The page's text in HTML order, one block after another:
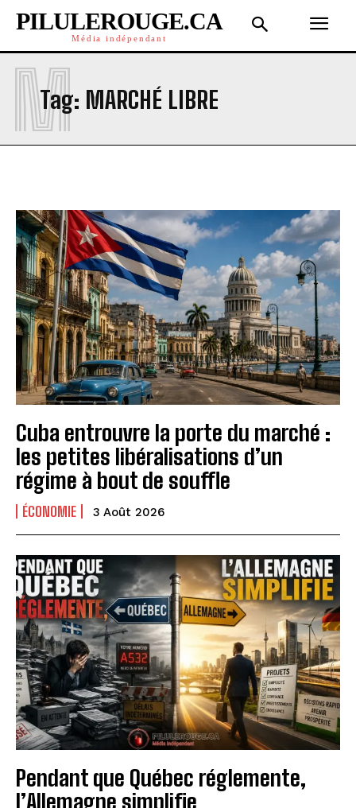
PILULEROUGE.CA
Média indépendant
Tag: MARCHÉ LIBRE
M
Cuba entrouvre la porte du marché :
les petites libéralisations d’un
régime à bout de souffle
ÉCONOMIE 3 Août 2026
Pendant que Québec réglemente,
l’Allemagne simplifie